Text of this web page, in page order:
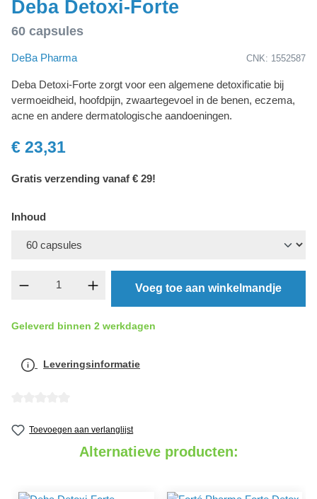
Deba Detoxi-Forte
60 capsules
DeBa Pharma CNK: 1552587
Deba Detoxi-Forte zorgt voor een algemene detoxificatie bij
vermoeidheid, hoofdpijn, zwaartegevoel in de benen, eczema,
acne en andere dermatologische aandoeningen.
€ 23,31
Gratis verzending vanaf € 29!
Inhoud
component.product.quantitySelect.legend
Voeg toe aan winkelmandje
Geleverd binnen 2 werkdagen
Leveringsinformatie
Toevoegen aan verlanglijst
Alternatieve producten: